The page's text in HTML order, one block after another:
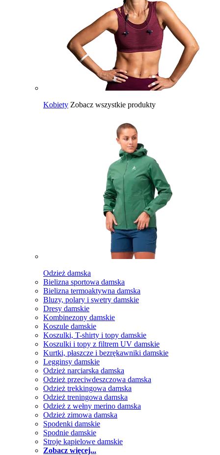
Kobiety Zobacz wszystkie produkty
Odzież damska
Bielizna sportowa damska
Bielizna termoaktywna damska
Bluzy, polary i swetry damskie
Dresy damskie
Kombinezony damskie
Koszule damskie
Koszulki, T-shirty i topy damskie
Koszulki i topy z filtrem UV damskie
Kurtki, płaszcze i bezrękawniki damskie
Legginsy damskie
Odzież narciarska damska
Odzież przeciwdeszczowa damska
Odzież trekkingowa damska
Odzież treningowa damska
Odzież z wełny merino damska
Odzież zimowa damska
Spodenki damskie
Spodnie damskie
Stroje kąpielowe damskie
Zobacz więcej...